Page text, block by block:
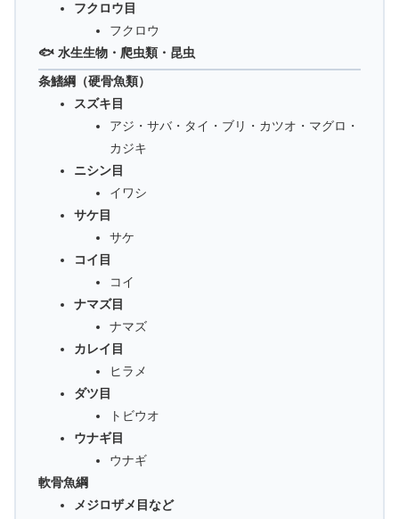
フクロウ目
フクロウ
🐟 水生生物・爬虫類・昆虫
条鰭綱（硬骨魚類）
スズキ目
アジ・サバ・タイ・ブリ・カツオ・マグロ・
カジキ
ニシン目
イワシ
サケ目
サケ
コイ目
コイ
ナマズ目
ナマズ
カレイ目
ヒラメ
ダツ目
トビウオ
ウナギ目
ウナギ
軟骨魚綱
メジロザメ目など